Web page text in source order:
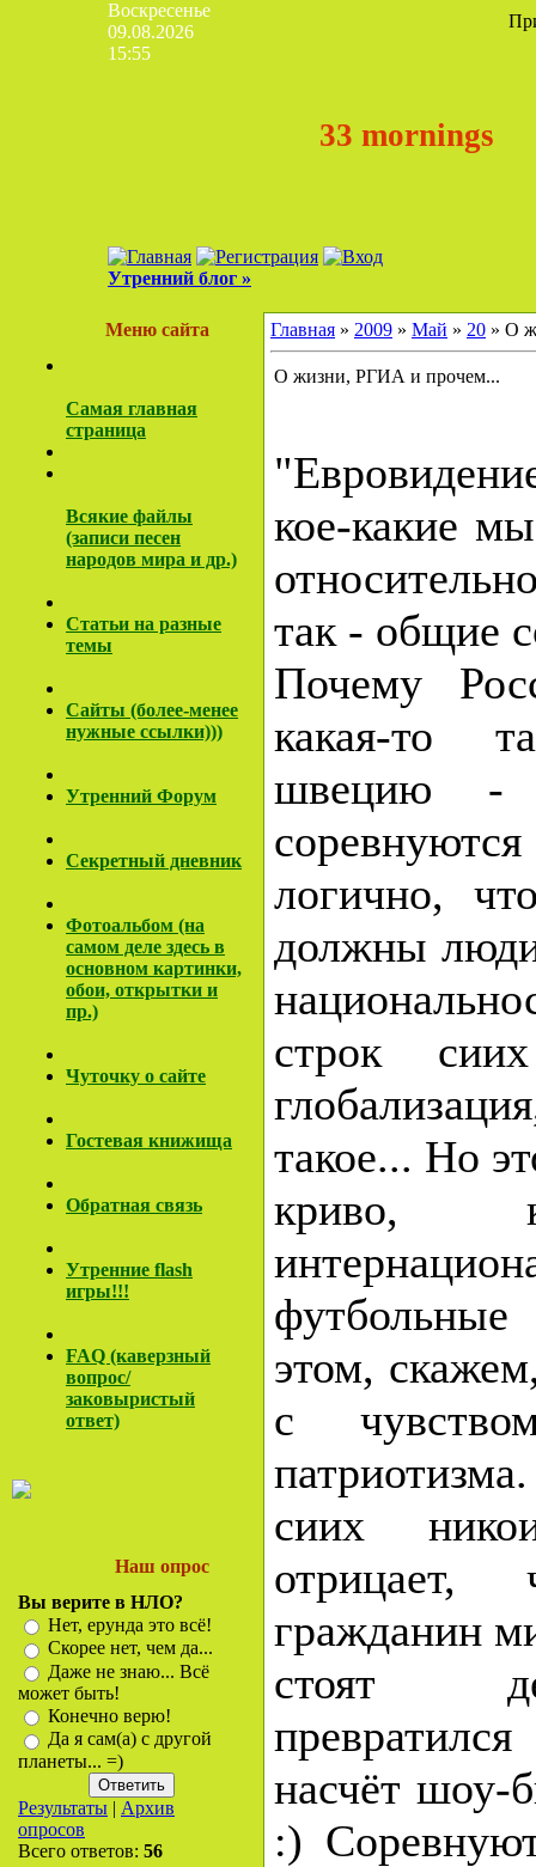
Воскресенье
09.08.2026
15:55
33 mornings
Утренний блог »
Меню сайта
Самая главная
страница
Всякие файлы
(записи песен
народов мира и др.)
Cтатьи на разные
темы
Сайты (более-менее
нужные ссылки)))
Утренний Форум
Секретный дневник
Фотоальбом (на
самом деле здесь в
основном картинки,
обои, открытки и
пр.)
Чуточку о сайте
Гостевая книжища
Обратная связь
Утренние flash
игры!!!
FAQ (каверзный
вопрос/
заковыристый
ответ)
Наш опрос
Вы верите в НЛО?
Нет, ерунда это всё!
Скорее нет, чем да...
Даже не знаю... Всё
может быть!
Конечно верю!
Да я сам(а) с другой
планеты... =)
Результаты | Архив
опросов
Всего ответов: 56
Главная » 2009 » Май » 20 » О
О жизни, РГИА и прочем...
кое-какие
так - общие
Почему
какая-то
швецию -
логично,
должны
строк
такое... Но
криво,
этом,
с
сиих
гражданин
стоят
насчёт шоу-
:)